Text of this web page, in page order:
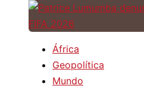
África
Geopolítica
Mundo